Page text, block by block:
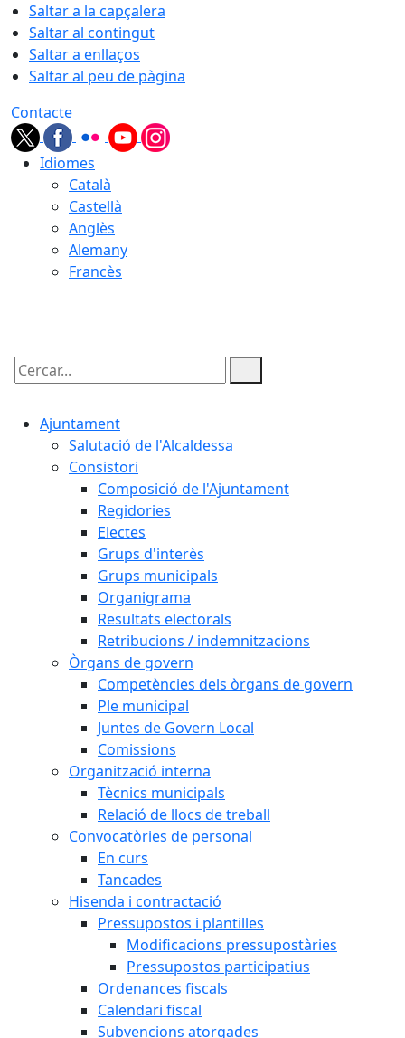
Saltar a la capçalera
Saltar al contingut
Saltar a enllaços
Saltar al peu de pàgina
Contacte
Idiomes
Català
Castellà
Anglès
Alemany
Francès
Cercar:
Ajuntament
Salutació de l'Alcaldessa
Consistori
Composició de l'Ajuntament
Regidories
Electes
Grups d'interès
Grups municipals
Organigrama
Resultats electorals
Retribucions / indemnitzacions
Òrgans de govern
Competències dels òrgans de govern
Ple municipal
Juntes de Govern Local
Comissions
Organització interna
Tècnics municipals
Relació de llocs de treball
Convocatòries de personal
En curs
Tancades
Hisenda i contractació
Pressupostos i plantilles
Modificacions pressupostàries
Pressupostos participatius
Ordenances fiscals
Calendari fiscal
Subvencions atorgades